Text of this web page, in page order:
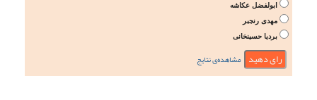
ابولفضل عکاشه
مهدی رنجبر
بردیا حسینخانی
مشاهده‌ی نتایج